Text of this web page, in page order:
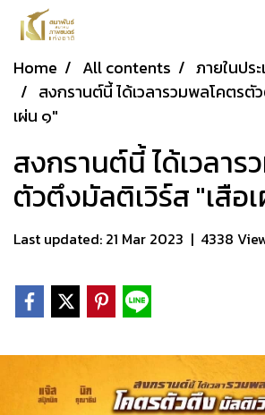
Home All contents
ภายในปร
สงกรานต์นี้ ได้เวลารวมพลโคตรตั
เผ่น ๑"
สงกรานต์นี้ ได้เวลาร
ตัวตึงมัลติเวิร์ส "เสือ
Last updated: 21 Mar 2023 | 4338